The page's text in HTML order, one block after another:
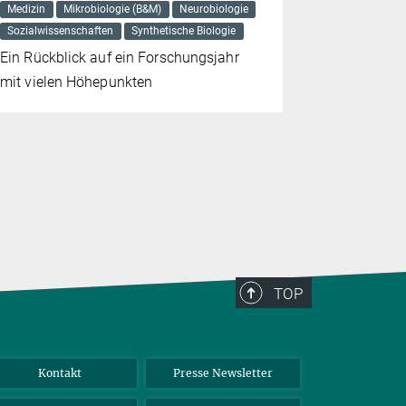
Medizin Mikrobiologie (B&M)
Neurobiologie
Sozialwissenschaften
Synthetische Biologie
Ein Rückblick auf ein Forschungsjahr
mit vielen Höhepunkten
TOP
Kontakt Presse Newsletter